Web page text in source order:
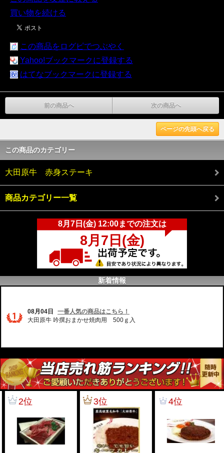
買い物を続ける
この商品をログピでつぶやく
Yahoo!ブックマークに登録する
はてなブックマークに登録する
前の商品へ 次の商品へ
ページの先頭へ戻る
この商品のカテゴリー
大田原牛 赤身ステーキ
商品カテゴリー一覧